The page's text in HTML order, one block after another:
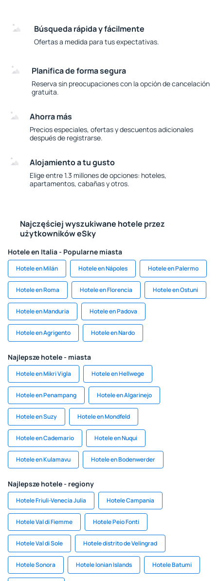
Búsqueda rápida y fácilmente
Ofertas a medida para tus expectativas.
Planifica de forma segura
Reserva sin preocupaciones con la opción de cancelación
gratuita.
Ahorra más
Precios especiales, ofertas y descuentos adicionales
después de registrarse.
Alojamiento a tu gusto
Elige entre 1.3 millones de opciones: hoteles,
apartamentos, cabañas y otros.
Najczęściej wyszukiwane hotele przez
użytkowników eSky
Hotele en Italia - Popularne miasta
Hotele en Milán Hotele en Nápoles Hotele en Palermo
Hotele en Roma Hotele en Florencia Hotele en Ostuni
Hotele en Manduria Hotele en Padova
Hotele en Agrigento Hotele en Nardo
Najlepsze hotele - miasta
Hotele en Mikri Vigla Hotele en Hellwege
Hotele en Penampang Hotele en Algarinejo
Hotele en Suzy Hotele en Mondfeld
Hotele en Cademario Hotele en Nuqui
Hotele en Kulamavu Hotele en Bodenwerder
Najlepsze hotele - regiony
Hotele Friuli-Venecia Julia Hotele Campania
Hotele Val di Fiemme Hotele Peio Fonti
Hotele Val di Sole Hotele distrito de Velingrad
Hotele Sonora Hotele Ionian Islands Hotele Batumi